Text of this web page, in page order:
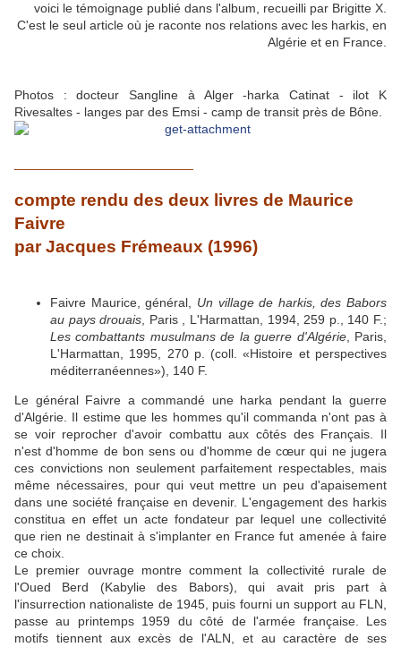
voici le témoignage publié dans l'album, recueilli par Brigitte X.
C'est le seul article où je raconte nos relations avec les harkis, en
Algérie et en France.
Photos : docteur Sangline à Alger -harka Catinat - ilot K
Rivesaltes - langes par des Emsi - camp de transit près de Bône.
compte rendu des deux livres de Maurice
Faivre
par Jacques Frémeaux (1996)
Faivre Maurice, général, Un village de harkis, des Babors
au pays drouais , Paris , L'Harmattan, 1994, 259 p., 140 F.;
Les combattants musulmans de la guerre d'Algérie, Paris,
L'Harmattan, 1995, 270 p. (coll. «Histoire et perspectives
méditerranéennes»), 140 F.
Le général Faivre a commandé une harka pendant la guerre
d'Algérie. Il estime que les hommes qu'il commanda n'ont pas à
se voir reprocher d'avoir combattu aux côtés des Français. Il
n'est d'homme de bon sens ou d'homme de cœur qui ne jugera
ces convictions non seulement parfaitement respectables, mais
même nécessaires, pour qui veut mettre un peu d'apaisement
dans une société française en devenir. L'engagement des harkis
constitua en effet un acte fondateur par lequel une collectivité
que rien ne destinait à s'implanter en France fut amenée à faire
ce choix.
Le premier ouvrage montre comment la collectivité rurale de
l'Oued Berd (Kabylie des Babors), qui avait pris part à
l'insurrection nationaliste de 1945, puis fourni un support au FLN,
passe au printemps 1959 du côté de l'armée française. Les
motifs tiennent aux excès de l'ALN, et au caractère de ses